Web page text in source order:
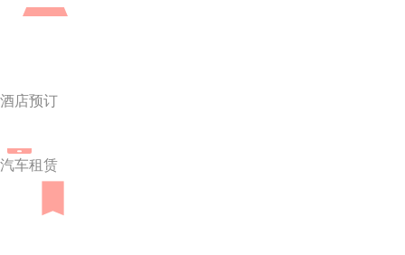
酒店预订
汽车租赁